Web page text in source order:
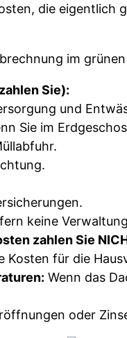
die
im
Sie):
und
Sie im
keine
zahlen Sie
Kosten für die
Wenn das
oder